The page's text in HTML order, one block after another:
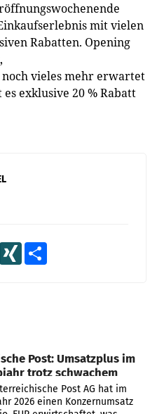
mit vielen
Rabatten. Opening
vieles mehr erwartet
exklusive 20 % Rabatt
LinkedInXING
Post: Umsatzplus im
trotz schwachem
Post AG hat im
2026 einen Konzernumsatz